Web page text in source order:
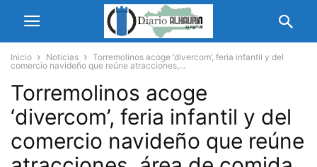
Inicio Noticias
Torremolinos acoge ‘divercom’, feria infantil y del
comercio navideño que reúne atracciones,...
Torremolinos acoge
‘divercom’, feria infantil y del
comercio navideño que reúne